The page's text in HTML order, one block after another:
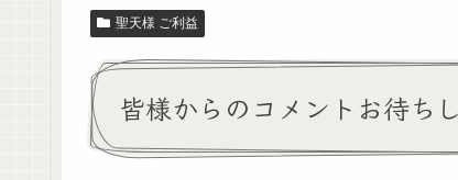
聖天様 ご利益
皆様からのコメントお待ちし